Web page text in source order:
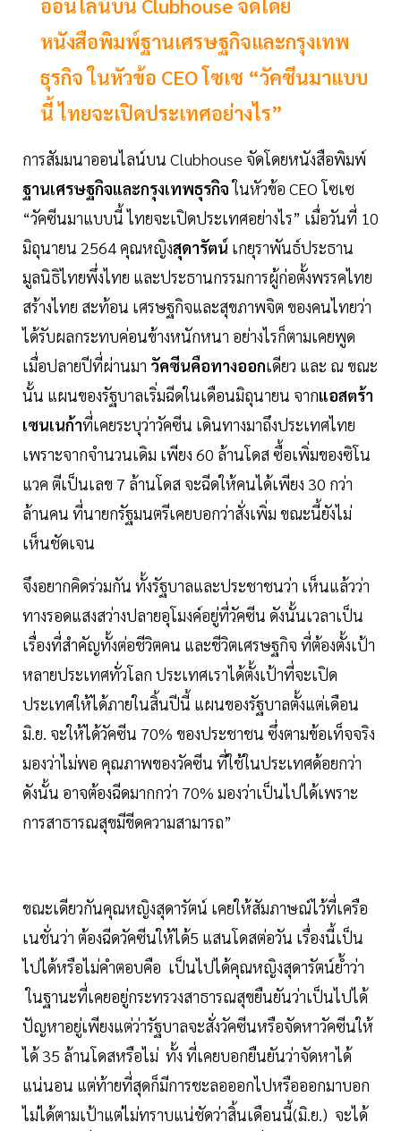
ออนไลน์บน Clubhouse จัดโดย
หนังสือพิมพ์ฐานเศรษฐกิจและกรุงเทพ
ธุรกิจ ในหัวข้อ CEO โซเซ “วัคซีนมาแบบ
นี้ ไทยจะเปิดประเทศอย่างไร”
การสัมมนาออนไลน์บน Clubhouse จัดโดยหนังสือพิมพ์
ฐานเศรษฐกิจและกรุงเทพธุรกิจในหัวข้อ CEO โซเซ
“วัคซีนมาแบบนี้ ไทยจะเปิดประเทศอย่างไร” เมื่อวันที่ 10
มิถุนายน 2564 คุณหญิงสุดารัตน์ เกยุราพันธ์ประธาน
มูลนิธิไทยพึ่งไทย และประธานกรรมการผู้ก่อตั้งพรรคไทย
สร้างไทย สะท้อน เศรษฐกิจและสุขภาพจิต ของคนไทยว่า
ได้รับผลกระทบค่อนข้างหนักหนา อย่างไรก็ตามเคยพูด
เมื่อปลายปีที่ผ่านมา วัคซีนคือทางออกเดียว และ ณ ขณะ
นั้น แผนของรัฐบาลเริ่มฉีดในเดือนมิถุนายน จากแอสตร้า
เซนเนก้าที่เคยระบุว่าวัคซีน เดินทางมาถึงประเทศไทย
เพราะจากจำนวนเดิม เพียง 60 ล้านโดส ซื้อเพิ่มของซิโน
แวค ตีเป็นเลข 7 ล้านโดส จะฉีดให้คนได้เพียง 30 กว่า
ล้านคน ที่นายกรัฐมนตรีเคยบอกว่าสั่งเพิ่ม ขณะนี้ยังไม่
เห็นชัดเจน
จึงอยากคิดร่วมกัน ทั้งรัฐบาลและประชาชนว่า เห็นแล้วว่า
ทางรอดแสงสว่างปลายอุโมงค์อยู่ที่วัคซีน ดังนั้นเวลาเป็น
เรื่องที่สำคัญทั้งต่อชีวิตคน และชีวิตเศรษฐกิจ ที่ต้องตั้งเป้า
หลายประเทศทั่วโลก ประเทศเราได้ตั้งเป้าที่จะเปิด
ประเทศให้ได้ภายในสิ้นปีนี้ แผนของรัฐบาลตั้งแต่เดือน
มิ.ย. จะให้ได้วัคซีน 70% ของประชาชน ซึ่งตามข้อเท็จจริง
มองว่าไม่พอ คุณภาพของวัคซีน ที่ใช้ในประเทศด้อยกว่า
ดังนั้น อาจต้องฉีดมากกว่า 70% มองว่าเป็นไปได้เพราะ
การสาธารณสุขมีขีดความสามารถ”
ขณะเดียวกันคุณหญิงสุดารัตน์ เคยให้สัมภาษณ์ไว้ที่เครือ
เนชั่นว่า ต้องฉีดวัคซีนให้ได้5 แสนโดสต่อวัน เรื่องนี้เป็น
ไปได้หรือไม่คำตอบคือ เป็นไปได้คุณหญิงสุดารัตน์ย้ำว่า
ในฐานะที่เคยอยู่กระทรวงสาธารณสุขยืนยันว่าเป็นไปได้
ปัญหาอยู่เพียงแต่ว่ารัฐบาลจะสั่งวัคซีนหรือจัดหาวัคซีนให้
ได้ 35 ล้านโดสหรือไม่ ทั้ง ที่เคยบอกยืนยันว่าจัดหาได้
แน่นอน แต่ท้ายที่สุดก็มีการชะลอออกไปหรือออกมาบอก
ไม่ได้ตามเป้าแต่ไม่ทราบแน่ชัดว่าสิ้นเดือนนี้(มิ.ย.) จะได้